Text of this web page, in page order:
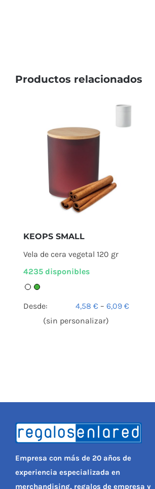
Productos relacionados
KEOPS SMALL
Vela de cera vegetal 120 gr
4235 disponibles
Desde: 4,58 €– 6,09 €
(sin personalizar)
Empresa con más de 20 años de
experiencia especializada en
merchandising, regalos de empresa y